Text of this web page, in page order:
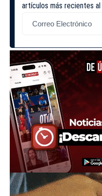
artículos más recientes